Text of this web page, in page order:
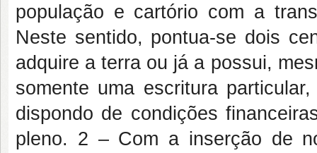
população e cartório com a
Neste sentido, pontua-se dois
adquire a terra ou já a possui,
somente uma escritura
dispondo de condições
pleno. 2 – Com a inserção de